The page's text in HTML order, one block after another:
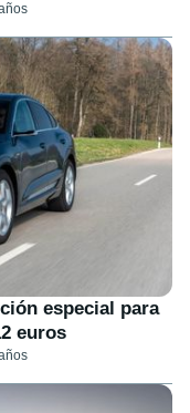
especial para
euros